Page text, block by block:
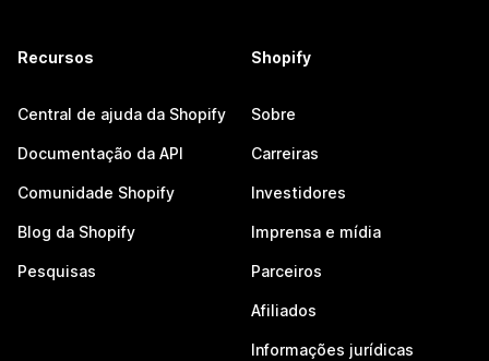
Recursos
Central de ajuda da Shopify
Documentação da API
Comunidade Shopify
Blog da Shopify
Pesquisas
Shopify
Sobre
Carreiras
Investidores
Imprensa e mídia
Parceiros
Afiliados
Informações jurídicas